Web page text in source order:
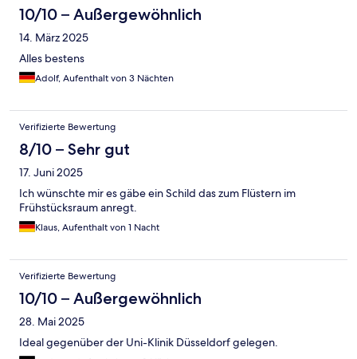
10/10 – Außergewöhnlich
14. März 2025
Alles bestens
Adolf, Aufenthalt von 3 Nächten
Verifizierte Bewertung
8/10 – Sehr gut
17. Juni 2025
Ich wünschte mir es gäbe ein Schild das zum Flüstern im
Frühstücksraum anregt.
Klaus, Aufenthalt von 1 Nacht
Verifizierte Bewertung
10/10 – Außergewöhnlich
28. Mai 2025
Ideal gegenüber der Uni-Klinik Düsseldorf gelegen.